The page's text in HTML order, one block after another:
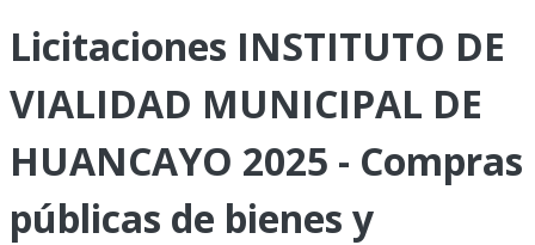
Licitaciones INSTITUTO DE
VIALIDAD MUNICIPAL DE
HUANCAYO 2025 - Compras
públicas de bienes y